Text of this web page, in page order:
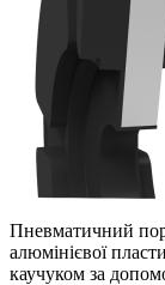
Пневматичний
алюмінієвої
каучуком за